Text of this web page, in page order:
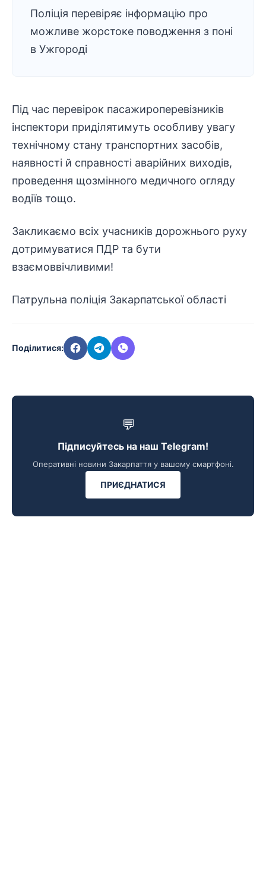
Поліція перевіряє інформацію про
можливе жорстоке поводження з поні
в Ужгороді
Під час перевірок пасажироперевізників
інспектори приділятимуть особливу увагу
технічному стану транспортних засобів,
наявності й справності аварійних виходів,
проведення щозмінного медичного огляду
водіїв тощо.
Закликаємо всіх учасників дорожнього руху
дотримуватися ПДР та бути
взаємоввічливими!
Патрульна поліція Закарпатської області
Поділитися:
💬
Підписуйтесь на наш Telegram!
Оперативні новини Закарпаття у вашому смартфоні.
ПРИЄДНАТИСЯ